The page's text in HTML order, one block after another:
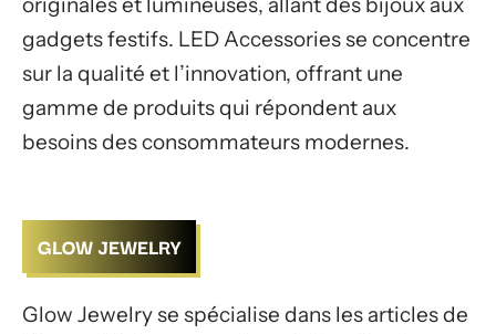
gadgets festifs. LED Accessories se concentre
sur la qualité et l’innovation, offrant une
gamme de produits qui répondent aux
besoins des consommateurs modernes.
GLOW JEWELRY
Glow Jewelry se spécialise dans les articles de